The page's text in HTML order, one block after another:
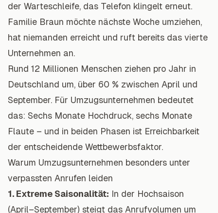
der Warteschleife, das Telefon klingelt erneut.
Familie Braun möchte nächste Woche umziehen,
hat niemanden erreicht und ruft bereits das vierte
Unternehmen an.
Rund 12 Millionen Menschen ziehen pro Jahr in
Deutschland um, über 60 % zwischen April und
September. Für Umzugsunternehmen bedeutet
das: Sechs Monate Hochdruck, sechs Monate
Flaute – und in beiden Phasen ist Erreichbarkeit
der entscheidende Wettbewerbsfaktor.
Warum Umzugsunternehmen besonders unter
verpassten Anrufen leiden
1. Extreme Saisonalität: In der Hochsaison
(April–September) steigt das Anrufvolumen um